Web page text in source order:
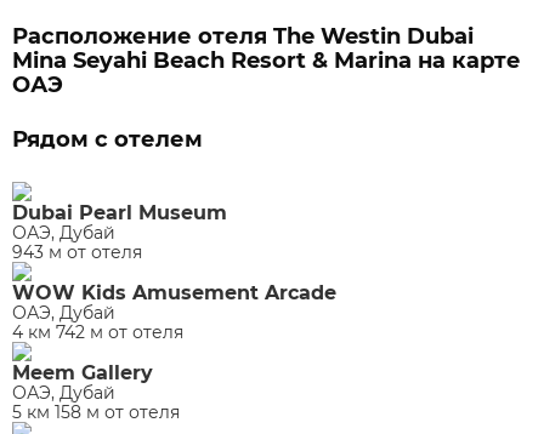
Расположение отеля The Westin Dubai
Mina Seyahi Beach Resort & Marina на карте
ОАЭ
Рядом с отелем
Dubai Pearl Museum
ОАЭ, Дубай
943 м от отеля
WOW Kids Amusement Arcade
ОАЭ, Дубай
4 км 742 м от отеля
Meem Gallery
ОАЭ, Дубай
5 км 158 м от отеля